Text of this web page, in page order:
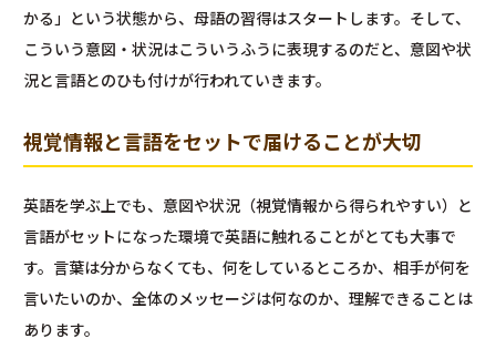
かる」という状態から、母語の習得はスタートします。そして、
こういう意図・状況はこういうふうに表現するのだと、意図や状
況と言語とのひも付けが行われていきます。
視覚情報と言語をセットで届けることが大切
英語を学ぶ上でも、意図や状況（視覚情報から得られやすい）と
言語がセットになった環境で英語に触れることがとても大事で
す。言葉は分からなくても、何をしているところか、相手が何を
言いたいのか、全体のメッセージは何なのか、理解できることは
あります。